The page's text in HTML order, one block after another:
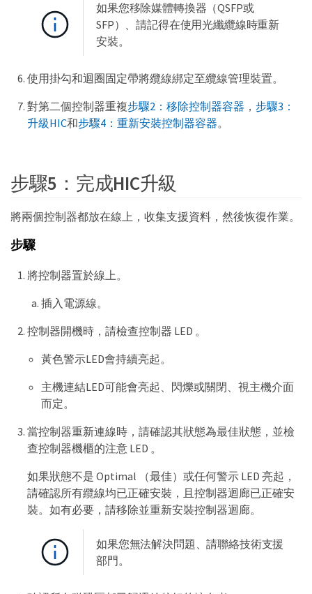
如果您移除媒體轉換器（QSFP或
SFP）、請記得在使用光纖纜線時重新
安裝。
使用掛勾和迴圈固定帶將纜線綁定至纜線管理裝置。
對第二個控制器重複步驟2：移除控制器容器 ， 步驟3：
升級HIC和步驟4：重新安裝控制器容器。
步驟5：完成HIC升級
將兩個控制器都放在線上，收集支援資料，然後恢復作業。
步驟
將控制器置於線上。
插入電源線。
控制器開機時，請檢查控制器 LED 。
黃色警示LED會持續亮起。
主機連結LED可能會亮起、閃爍或關閉、視主機介面
而定。
當控制器重新連線時，請確認其狀態為最佳狀態，並檢
查控制器機櫃的注意 LED 。
如果狀態不是 Optimal （最佳）或任何警示 LED 亮起，
請確認所有纜線均已正確安裝，且控制器迴廊已正確安
裝。如有必要，請移除並重新安裝控制器迴廊。
如果您無法解決問題、請聯絡技術支援
部門。